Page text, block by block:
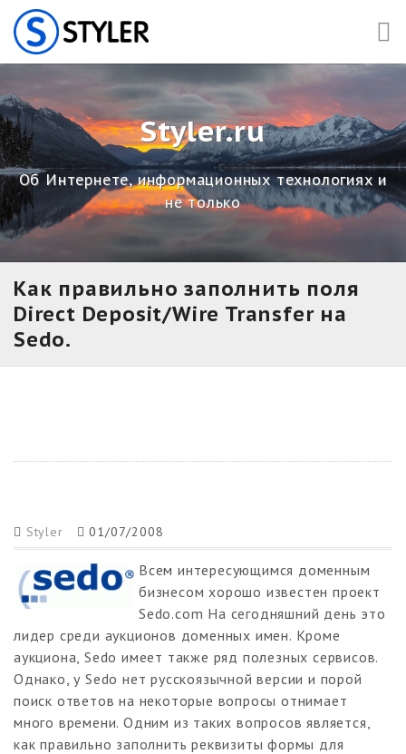
Skip
to
content
Styler.ru
Об Интернете, информационных технологиях и
не только
Как правильно заполнить поля
Direct Deposit/Wire Transfer на
Sedo.
Styler 01/07/2008
Всем интересующимся доменным
бизнесом хорошо известен проект
Sedo.com На сегодняшний день это
лидер среди аукционов доменных имен. Кроме
аукциона, Sedo имеет также ряд полезных сервисов.
Однако, у Sedo нет русскоязычной версии и порой
поиск ответов на некоторые вопросы отнимает
много времени. Одним из таких вопросов является,
как правильно заполнить реквизиты формы для